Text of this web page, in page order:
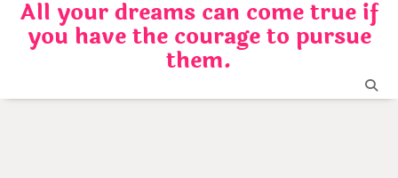
Skip
content
All your dreams can come true if
you have the courage to pursue
them.